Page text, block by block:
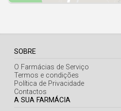
SOBRE
O Farmácias de Serviço
Termos e condições
Política de Privacidade
Contactos
A SUA FARMÁCIA